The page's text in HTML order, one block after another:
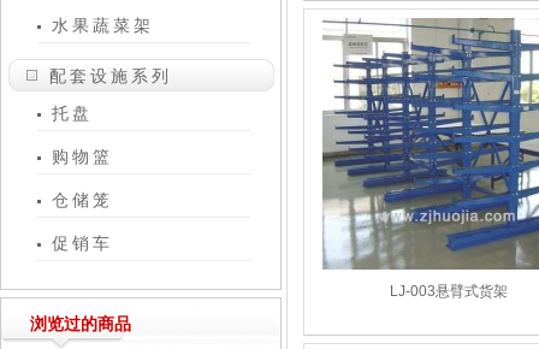
水果蔬菜架
配套设施系列
托盘
购物篮
仓储笼
促销车
浏览过的商品
LJ-003悬臂式货架